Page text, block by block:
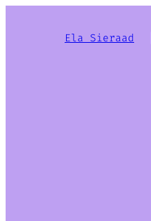
Ela Sieraad